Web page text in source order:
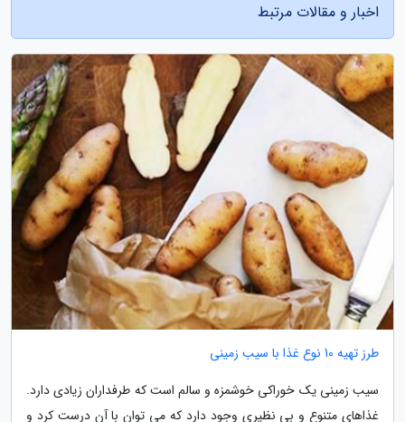
اخبار و مقالات مرتبط
طرز تهیه 10 نوع غذا با سیب زمینی
سیب زمینی یک خوراکی خوشمزه و سالم است که طرفداران زیادی دارد.
غذاهای متنوع و بی نظیری وجود دارد که می توان با آن درست کرد و